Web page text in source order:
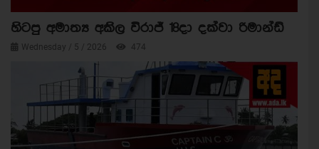
හිටපු අමාත්‍ය අකිල විරාජ් 18දා දක්වා රිමාන්ඩ්
Wednesday / 5 / 2026 474